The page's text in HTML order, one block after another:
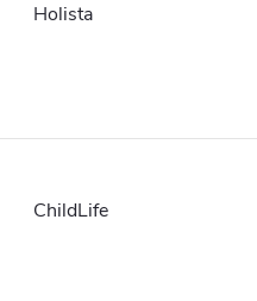
Holista
ChildLife